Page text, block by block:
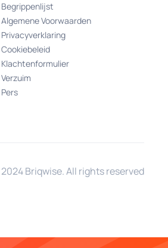
Begrippenlijst
Algemene Voorwaarden
Privacyverklaring
Cookiebeleid
Klachtenformulier
Verzuim
Pers
Briqwise. All rights reserved